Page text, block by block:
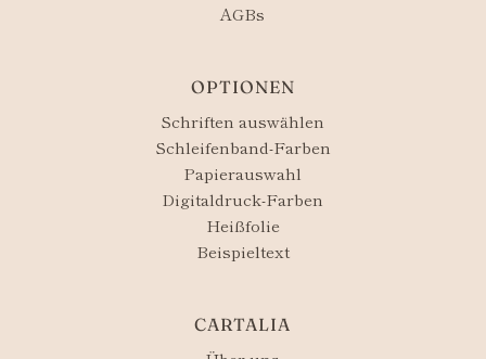
AGBs
OPTIONEN
Schriften auswählen
Schleifenband-Farben
Papierauswahl
Digitaldruck-Farben
Heißfolie
Beispieltext
CARTALIA